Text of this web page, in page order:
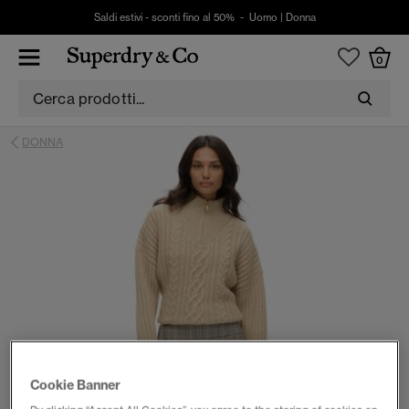
Saldi estivi - sconti fino al 50% - Uomo Donna
0
DONNA
Cookie Banner